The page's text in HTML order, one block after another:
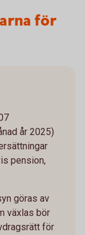
för
år 2025)
pension,
göras av
växlas bör
för